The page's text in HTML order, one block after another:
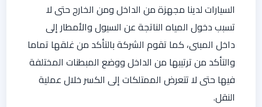
السيارات لدينا مجهزة من الداخل ومن الخارج حتى لا
تسبب دخول المياه الناتجة عن السيول والأمطار إلى
داخل المبنى، كما تقوم الشركة بالتأكد من غلقها تماما
والتأكد من ترتيبها من الداخل ووضع المبطنات المختلفة
فيها حتى لا تتعرض الممتلكات إلى الكسر خلال عملية
النقل.